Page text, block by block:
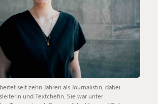
seit zehn Jahren als Journalistin, dabei
und Textchefin. Sie war unter